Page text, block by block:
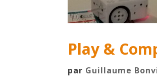
Play &
par Guillaume